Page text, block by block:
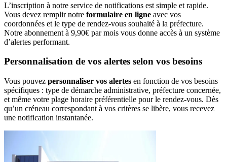
L’inscription à notre service de notifications est simple et rapide.
Vous devez remplir notre formulaire en ligne avec vos
coordonnées et le type de rendez-vous souhaité à la préfecture.
Notre abonnement à 9,90€ par mois vous donne accès à un système
d’alertes performant.
Personnalisation de vos alertes selon vos besoins
Vous pouvez personnaliser vos alertes en fonction de vos besoins
spécifiques : type de démarche administrative, préfecture concernée,
et même votre plage horaire préférentielle pour le rendez-vous. Dès
qu’un créneau correspondant à vos critères se libère, vous recevez
une notification instantanée.